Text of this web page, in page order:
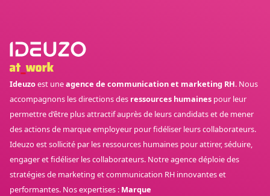
Ideuzoest uneagence de communication et marketing RH. Nous
accompagnons les directions des ressources humaines pour leur
permettre d’être plus attractif auprès de leurs candidats et de mener
des actions de marque employeur pour fidéliser leurs collaborateurs.
Ideuzo est sollicité par les ressources humaines pour attirer, séduire,
engager et fidéliser les collaborateurs. Notre agence déploie des
stratégies de marketing et communication RH innovantes et
performantes. Nos expertises : Marque